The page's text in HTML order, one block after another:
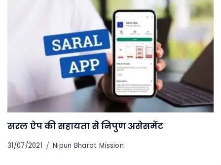
सरल ऐप की सहायता से निपुण असेसमेंट
31/07/2021 Nipun Bharat Mission